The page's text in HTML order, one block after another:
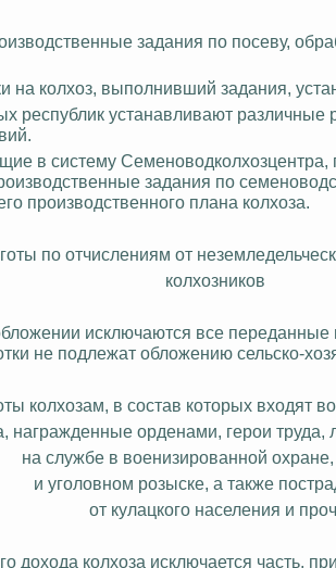
задания по посеву,
колхоз, выполнивший задания,
республик устанавливают различные
в систему Семеноводколхозцентра,
задания по
производственного плана колхоза.
по отчислениям от
колхозников
исключаются все переданные
не подлежат обложению сельско-
колхозам, в состав которых входят
награжденные орденами, герои труда,
на службе в военизированной
и уголовном розыске, а также
от кулацкого населения и проч.
дохода колхоза исключается часть,